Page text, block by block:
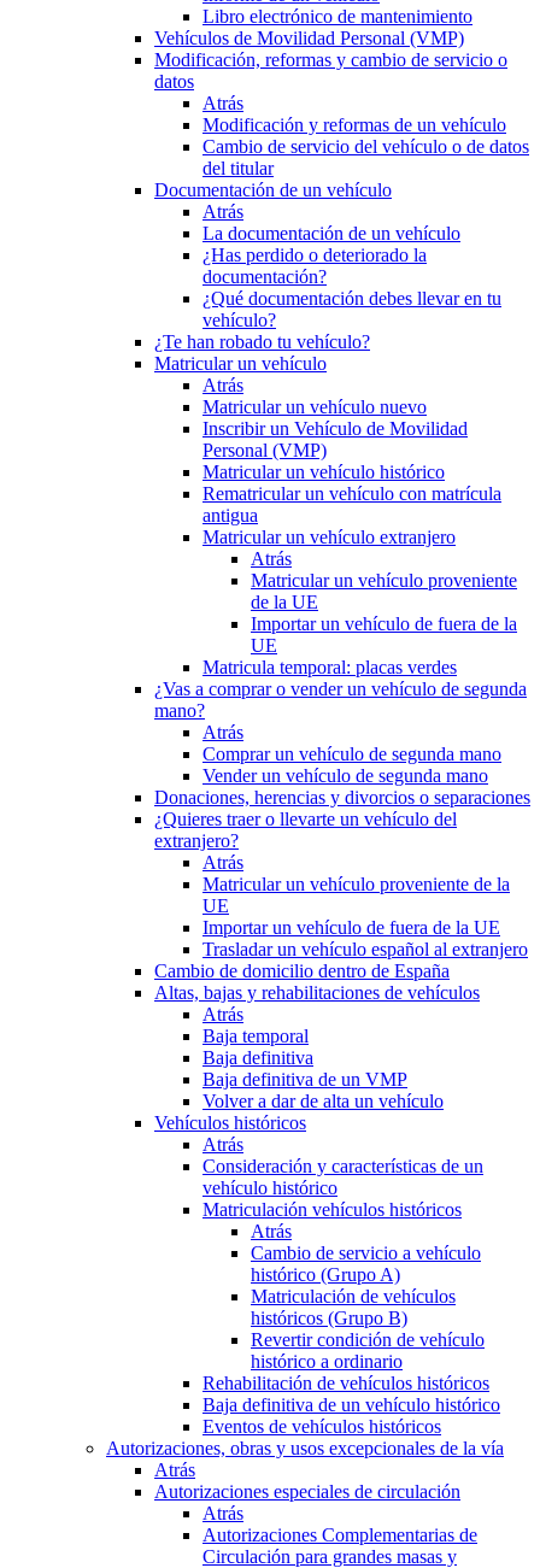
Libro electrónico de mantenimiento
Vehículos de Movilidad Personal (VMP)
Modificación, reformas y cambio de servicio o
datos
Atrás
Modificación y reformas de un vehículo
Cambio de servicio del vehículo o de datos
del titular
Documentación de un vehículo
Atrás
La documentación de un vehículo
¿Has perdido o deteriorado la
documentación?
¿Qué documentación debes llevar en tu
vehículo?
¿Te han robado tu vehículo?
Matricular un vehículo
Atrás
Matricular un vehículo nuevo
Inscribir un Vehículo de Movilidad
Personal (VMP)
Matricular un vehículo histórico
Rematricular un vehículo con matrícula
antigua
Matricular un vehículo extranjero
Atrás
Matricular un vehículo proveniente
de la UE
Importar un vehículo de fuera de la
UE
Matricula temporal: placas verdes
¿Vas a comprar o vender un vehículo de segunda
mano?
Atrás
Comprar un vehículo de segunda mano
Vender un vehículo de segunda mano
Donaciones, herencias y divorcios o separaciones
¿Quieres traer o llevarte un vehículo del
extranjero?
Atrás
Matricular un vehículo proveniente de la
UE
Importar un vehículo de fuera de la UE
Trasladar un vehículo español al extranjero
Cambio de domicilio dentro de España
Altas, bajas y rehabilitaciones de vehículos
Atrás
Baja temporal
Baja definitiva
Baja definitiva de un VMP
Volver a dar de alta un vehículo
Vehículos históricos
Atrás
Consideración y características de un
vehículo histórico
Matriculación vehículos históricos
Atrás
Cambio de servicio a vehículo
histórico (Grupo A)
Matriculación de vehículos
históricos (Grupo B)
Revertir condición de vehículo
histórico a ordinario
Rehabilitación de vehículos históricos
Baja definitiva de un vehículo histórico
Eventos de vehículos históricos
Autorizaciones, obras y usos excepcionales de la vía
Atrás
Autorizaciones especiales de circulación
Atrás
Autorizaciones Complementarias de
Circulación para grandes masas y